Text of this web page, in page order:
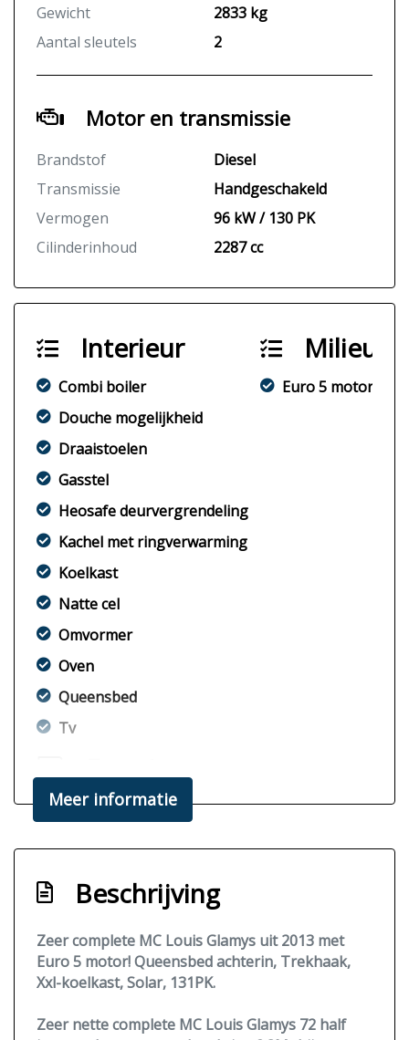
Gewicht
2833 kg
Aantal sleutels
2
Motor en transmissie
Brandstof
Diesel
Transmissie
Handgeschakeld
Vermogen
96 kW / 130 PK
Cilinderinhoud
2287 cc
Interieur
Combi boiler
Douche mogelijkheid
Draaistoelen
Gasstel
Heosafe deurvergrendeling
Kachel met ringverwarming
Koelkast
Natte cel
Omvormer
Oven
Queensbed
Tv
Exterieur
Fietsendrager
Zonnepaneel
Milieu
Euro 5 motor
Meer informatie
Beschrijving
Zeer complete MC Louis Glamys uit 2013 met
Euro 5 motor! Queensbed achterin, Trekhaak,
Xxl-koelkast, Solar, 131PK.
Zeer nette complete MC Louis Glamys 72 half